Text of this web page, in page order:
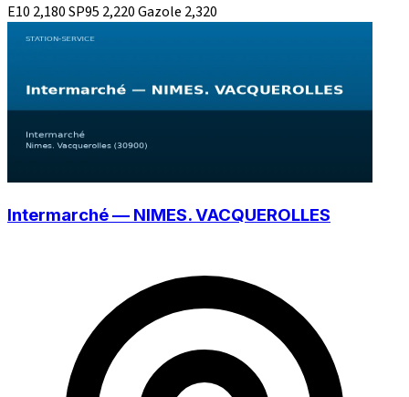
E10 2,180SP95 2,220Gazole 2,320
Intermarché — NIMES. VACQUEROLLES